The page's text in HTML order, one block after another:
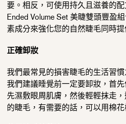
要。相反，可使用持久且滋養的
Ended Volume Set 美睫雙頭豐盈
素成分來強化您的自然睫毛同時提
正確卸妝
我們最常見的損害睫毛的生活習
我們建議睡覺前一定要卸妝，首
先濕敷眼周肌膚，然後輕輕抹走
的睫毛，有需要的話，可以用棉